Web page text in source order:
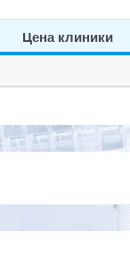
Цена клиники